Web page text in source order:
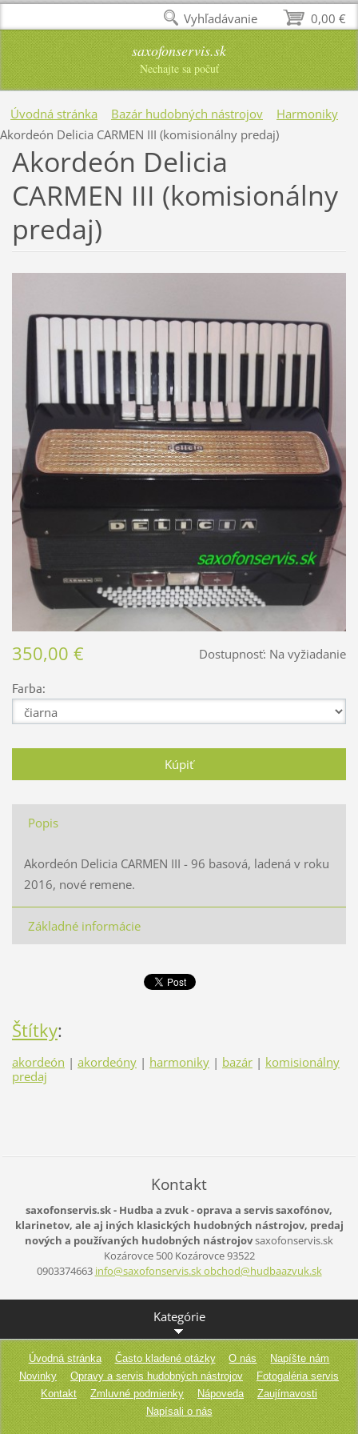
saxofonservis.sk
Nechajte sa počuť
Úvodná stránka Bazár hudobných nástrojov
Harmoniky
Akordeón Delicia CARMEN III (komisionálny predaj)
Akordeón Delicia
CARMEN III (komisionálny
predaj)
Dostupnosť: Na vyžiadanie
350,00 €
Farba:
Popis
Akordeón Delicia CARMEN III - 96 basová, ladená v roku
2016, nové remene.
Základné informácie
Štítky:
akordeón | akordeóny | harmoniky | bazár | komisionálny
predaj
Kontakt
saxofonservis.sk - Hudba a zvuk - oprava a servis saxofónov,
klarinetov, ale aj iných klasických hudobných nástrojov, predaj
nových a používaných hudobných nástrojovsaxofonservis.sk
Kozárovce 500Kozárovce93522
0903374663 info@saxofonservis.sk obchod@hudbaazvuk.sk
Kategórie
Úvodná stránka Často kladené otázky O nás
Napíšte nám
Novinky
Opravy a servis hudobných nástrojov
Fotogaléria servis
Kontakt
Zmluvné podmienky Nápoveda
Zaujímavosti
Napísali o nás
0,00 €
Vyhľadávanie